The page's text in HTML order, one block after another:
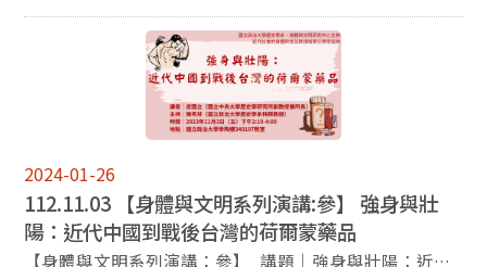
課綱對教育現場的困境與因應」。 本期電子報的另一個重
點是本系同學和系友在這半年內所獲得的各項榮譽：本系
博士班余以澄同學獲得中研院近史所的「博士生獎補助計
畫」、博士班侯家榆同學獲得中研院史語所的「人類學門
獎助博士生計畫」、博士班新生黎浩琮同學獲得112學年
度卓政博士班獎助學金、博士班張業祥同學和碩士班欒楚
翹同學獲得第四屆羅家倫國際漢學講座研究獎助學金、博
士班袁經緯同學和碩士班林祐安同學獲得112年度童子賢
先生研究培育獎、系友許芳瑜小姐考取112年公務人員高
等考試三級考試人士行政類科、大學部余昱穎同學獲得童
｜陳秀芬（國立政治大學歷史學系特聘教授） 時間｜
2023年12月12日（二）下午2:10-4:00 地點｜國立政治
大學季陶樓340423（歷史系會議室） 主辦｜國立政治大
學歷史學系、身體與文明研究中心 協辦｜近代社會的身
體與性別跨領域學分學程
2024-01-26
112.11.03 【身體與文明系列演講:參】 強身與壯
陽：近代中國到戰後台灣的荷爾蒙藥品
【身體與文明系列演講：參】 講題｜強身與壯陽：近代